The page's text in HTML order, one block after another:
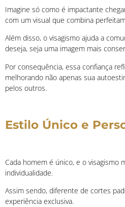
Imagine só como é impactante
com um visual que combina
Além disso, o visagismo ajuda a
deseja, seja uma imagem mais
Por consequência, essa confiança
melhorando não apenas sua
pelos outros.
Estilo Único e
Cada homem é único, e o visagismo
individualidade.
Assim sendo, diferente de cortes
experiência exclusiva.